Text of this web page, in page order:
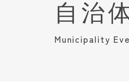
Municipality